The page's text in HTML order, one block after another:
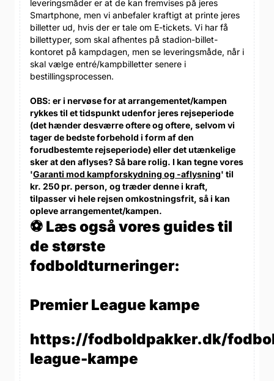
leveringsmåder er at de kan fremvises på jeres
Smartphone, men vi anbefaler kraftigt at printe jeres
billetter ud, hvis der er tale om E-tickets. Vi har få
billettyper, som skal afhentes på stadion-billet-
kontoret på kampdagen, men se leveringsmåde, når i
skal vælge entré/kampbilletter senere i
bestillingsprocessen.
OBS: er i nervøse for at arrangementet/kampen
rykkes til et tidspunkt udenfor jeres rejseperiode
(det hænder desværre oftere og oftere, selvom vi
tager de bedste forbehold i form af den
forudbestemte rejseperiode) eller det utænkelige
sker at den aflyses? Så bare rolig. I kan tegne vores
'Garanti mod kampforskydning og -aflysning' til
kr. 250 pr. person, og træder denne i kraft,
tilpasser vi hele rejsen omkostningsfrit, så i kan
opleve arrangementet/kampen.
⚽ Læs også vores guides til
de største
fodboldturneringer:
Premier League kampe
https://fodboldpakker.dk/
league-kampe